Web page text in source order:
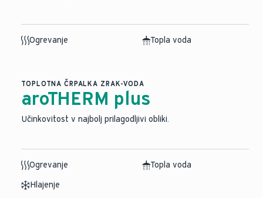
Ogrevanje Topla voda
TOPLOTNA ČRPALKA ZRAK-VODA
aroTHERM plus
Učinkovitost v najbolj prilagodljivi obliki.
Ogrevanje
Topla voda
Hlajenje